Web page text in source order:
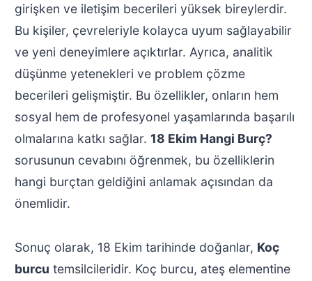
girişken ve iletişim becerileri yüksek bireylerdir.
Bu kişiler, çevreleriyle kolayca uyum sağlayabilir
ve yeni deneyimlere açıktırlar. Ayrıca, analitik
düşünme yetenekleri ve problem çözme
becerileri gelişmiştir. Bu özellikler, onların hem
sosyal hem de profesyonel yaşamlarında başarılı
olmalarına katkı sağlar. 18 Ekim Hangi Burç?
sorusunun cevabını öğrenmek, bu özelliklerin
hangi burçtan geldiğini anlamak açısından da
önemlidir.
Sonuç olarak, 18 Ekim tarihinde doğanlar, Koç
burcu temsilcileridir. Koç burcu, ateş elementine